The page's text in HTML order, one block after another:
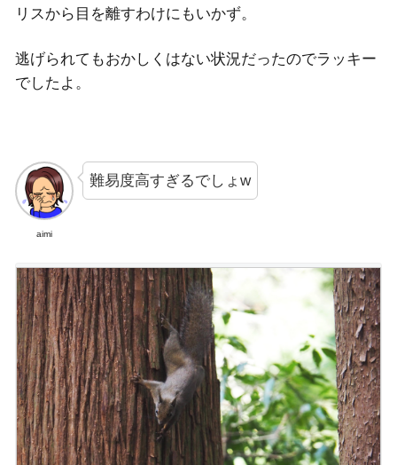
リスから目を離すわけにもいかず。
逃げられてもおかしくはない状況だったのでラッキー
でしたよ。
aimi
難易度高すぎるでしょw